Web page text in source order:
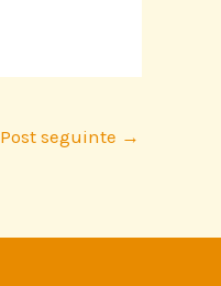
Post seguinte →